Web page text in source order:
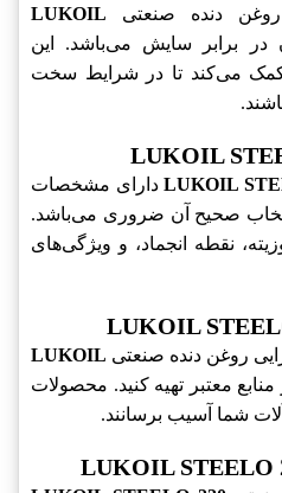
دنده صنعتی LUKOIL
در برابر سایش می‌باشد. این
کمک می‌کند تا در شرایط سخت
LUKOILدارای مشخصات
صحیح آن ضروری می‌باشد.
نقطه انجماد، و ویژگی‌های
روغن دنده صنعتی LUKOIL
منابع معتبر تهیه کنید. محصولات
شما آسیب برسانند.